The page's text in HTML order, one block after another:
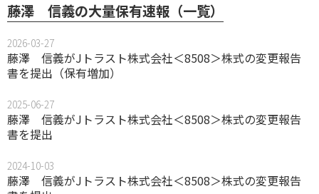
藤澤 信義の大量保有速報（一覧）
2026-03-27
藤澤 信義がJトラスト株式会社＜8508＞株式の変更報告
書を提出（保有増加）
2025-06-27
藤澤 信義がJトラスト株式会社＜8508＞株式の変更報告
書を提出
2024-10-03
藤澤 信義がJトラスト株式会社＜8508＞株式の変更報告